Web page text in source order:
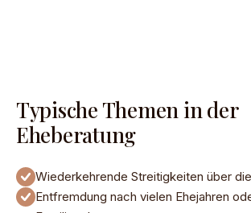
Typische Themen in der
Eheberatung
Wiederkehrende Streitigkeiten über
Entfremdung nach vielen Ehejahren